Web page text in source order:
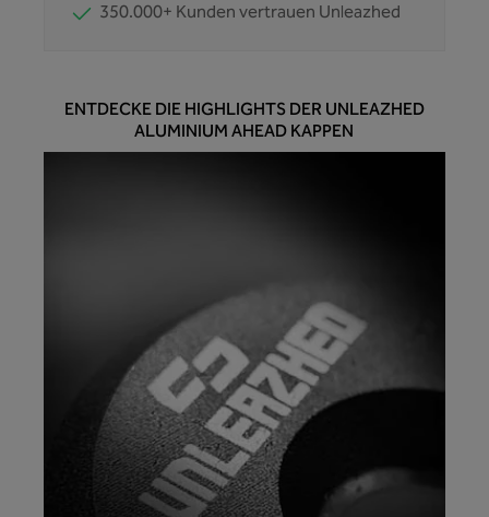
350.000+ Kunden vertrauen Unleazhed
ENTDECKE DIE HIGHLIGHTS DER UNLEAZHED
ALUMINIUM AHEAD KAPPEN